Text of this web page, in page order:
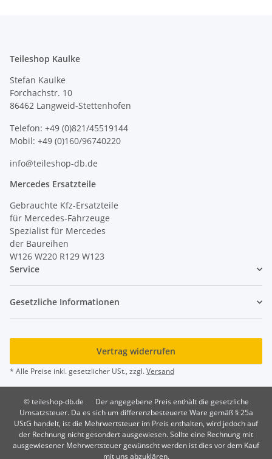
Teileshop Kaulke
Stefan Kaulke
Forchachstr. 10
86462 Langweid-Stettenhofen
Telefon: +49 (0)821/45519144
Mobil: +49 (0)160/96740220
info@teileshop-db.de
Mercedes Ersatzteile
Gebrauchte Kfz-Ersatzteile
für Mercedes-Fahrzeuge
Spezialist für Mercedes
der Baureihen
W126 W220 R129 W123
Service
Gesetzliche Informationen
Vertrag widerrufen
* Alle Preise inkl. gesetzlicher USt., zzgl.Versand
© teileshop-db.de
Der angegebene Preis enthält die gesetzliche
Umsatzsteuer. Da es sich um differenzbesteuerte Ware gemäß § 25a
UStG handelt, ist die Mehrwertsteuer im Preis enthalten, wird jedoch auf
der Rechnung nicht gesondert ausgewiesen. Sollte eine Rechnung mit
ausgewiesener Mehrwertsteuer gewünscht werden ist dies vor dem Kauf
mit uns abzuklären.